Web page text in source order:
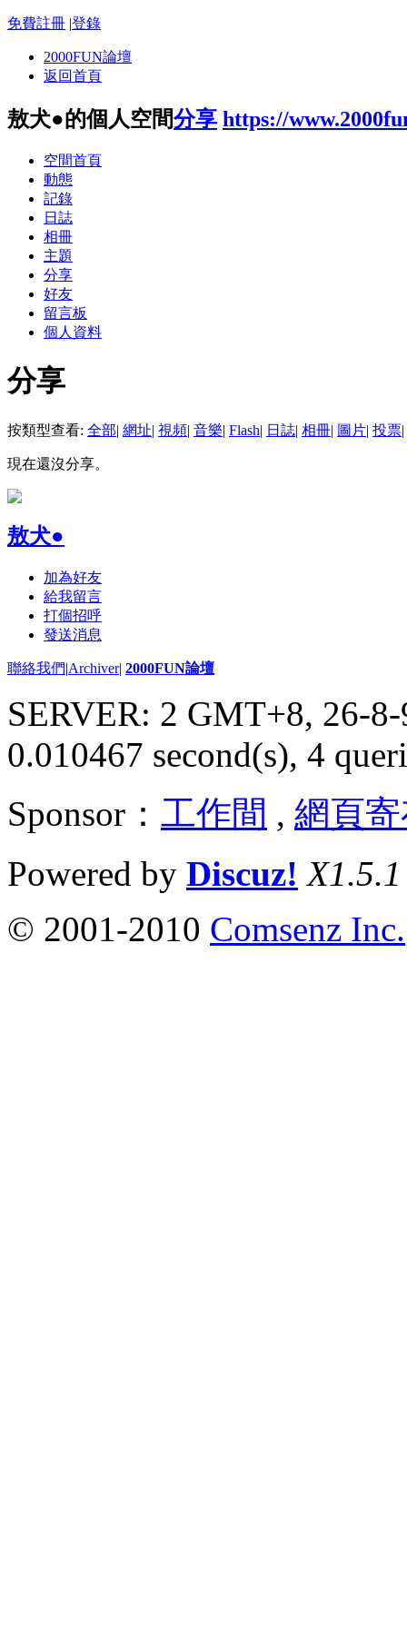
免費註冊 |登錄
2000FUN論壇
返回首頁
敖犬●的個人空間分享 https://
空間首頁
動態
記錄
日誌
相冊
主題
分享
好友
留言板
個人資料
分享
按類型查看: 全部| 網址| 視頻| 音樂| Flash| 日誌| 相冊| 圖片| 投票|
現在還沒分享。
敖犬●
加為好友
給我留言
打個招呼
發送消息
聯絡我們|Archiver| 2000FUN論壇
SERVER: 2 GMT+8, 26-
0.010467 second(s), 4
Sponsor： 工作間 , 網頁
Powered by Discuz! X1.5.1
© 2001-2010 Comsenz Inc.